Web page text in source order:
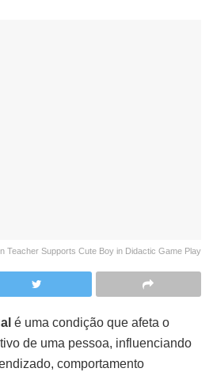
Teacher Supports Cute Boy in Didactic Game Play
é uma condição que afeta o
de uma pessoa, influenciando
comportamento